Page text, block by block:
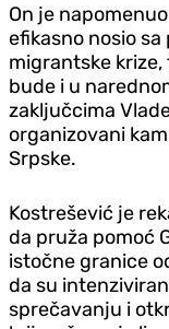
On je
efikasno nosio
migrantske
bude i u
zaključcima
organizovani
Srpske.
Kostrešević je
da pruža pomoć
istočne granice
da su
sprečavanju i